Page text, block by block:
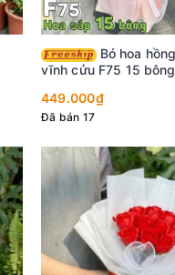
Bó hoa hồng sáp
vĩnh cửu F75 15 bông
449.000₫
Đã bán 17